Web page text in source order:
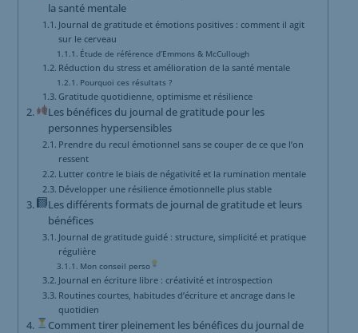
la santé mentale
Journal de gratitude et émotions positives : comment il agit
sur le cerveau
Étude de référence d’Emmons & McCullough
Réduction du stress et amélioration de la santé mentale
Pourquoi ces résultats ?
Gratitude quotidienne, optimisme et résilience
Les bénéfices du journal de gratitude pour les
personnes hypersensibles
Prendre du recul émotionnel sans se couper de ce que l’on
ressent
Lutter contre le biais de négativité et la rumination mentale
Développer une résilience émotionnelle plus stable
Les différents formats de journal de gratitude et leurs
bénéfices
Journal de gratitude guidé : structure, simplicité et pratique
régulière
Mon conseil perso
Journal en écriture libre : créativité et introspection
Routines courtes, habitudes d’écriture et ancrage dans le
quotidien
Comment tirer pleinement les bénéfices du journal de